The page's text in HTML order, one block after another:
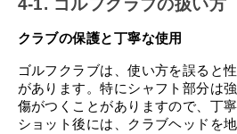
4-1. ゴルフクラブの扱い方
クラブの保護と丁寧な使用
ゴルフクラブは、使い方を誤ると
があります。特にシャフト部分は
傷がつくことがありますので、丁
ショット後には、クラブヘッドを